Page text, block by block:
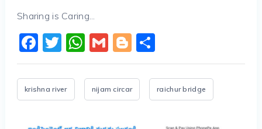
Sharing is Caring...
Facebook
Twitter
WhatsApp
GmailBlogger
Share
krishna river nijam circar raichur bridge